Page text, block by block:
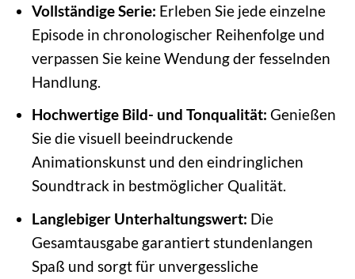
Vollständige Serie: Erleben Sie jede einzelne
Episode in chronologischer Reihenfolge und
verpassen Sie keine Wendung der fesselnden
Handlung.
Hochwertige Bild- und Tonqualität: Genießen
Sie die visuell beeindruckende
Animationskunst und den eindringlichen
Soundtrack in bestmöglicher Qualität.
Langlebiger Unterhaltungswert: Die
Gesamtausgabe garantiert stundenlangen
Spaß und sorgt für unvergessliche